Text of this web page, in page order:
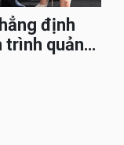
định
trình quảng